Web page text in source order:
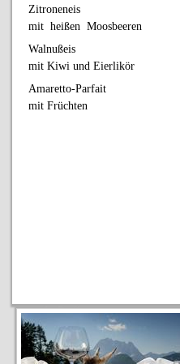
Zitroneneis
mit heißen Moosbeeren
Walnußeis
mit Kiwi und Eierlikör
Amaretto-Parfait
mit Früchten